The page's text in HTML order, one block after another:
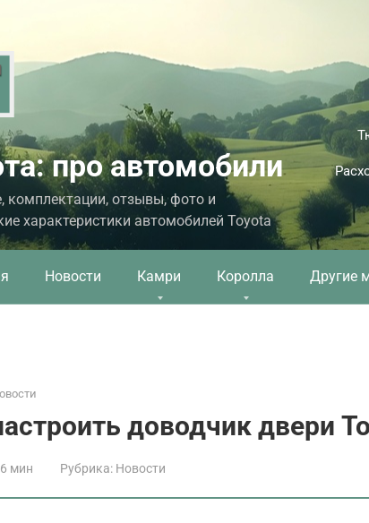
про автомобили
комплектации, отзывы, фото и
характеристики автомобилей Toyota
Новости Камри Королла Другие
доводчик двери
6 мин Рубрика: Новости